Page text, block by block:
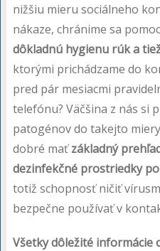
nižšiu mieru sociálneho
nákaze, chránime sa
dôkladnú hygienu rúk a
ktorými prichádzame do
pred pár mesiacmi
telefónu? Väčšina z nás si
patogénov do takejto
dobré maťzákladný
dezinfekčné prostriedky
totiž schopnosť ničiť
bezpečne používať v
Všetky dôležité informácie